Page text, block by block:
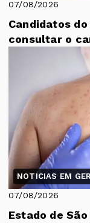
07/08/2026
Candidatos
consultar o
NOTICIAS EM
07/08/2026
Estado de